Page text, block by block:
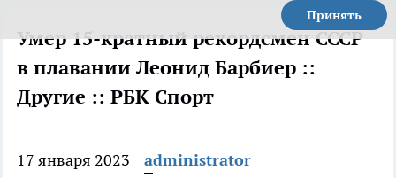
Принять
Умер 15-кратный рекордсмен СССР
в плавании Леонид Барбиер ::
Другие :: РБК Спорт
17 января 2023
administrator